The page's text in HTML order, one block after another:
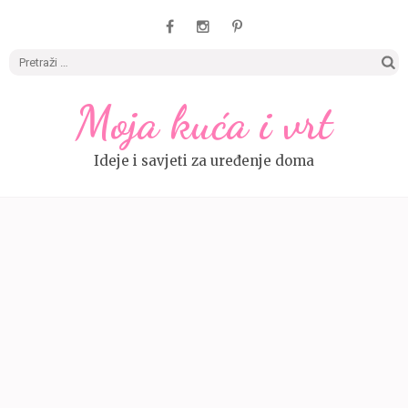
Moja kuća i vrt
Ideje i savjeti za uređenje doma